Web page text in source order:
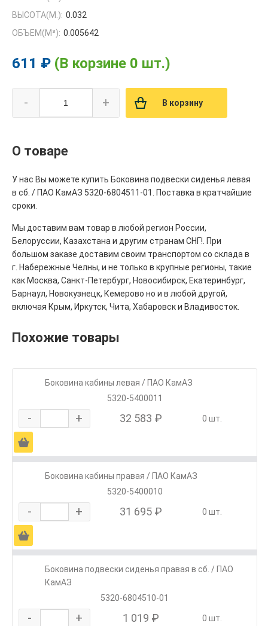
ВЫСОТА(М.): 0.032
ОБЪЕМ(M³): 0.005642
611 ₽ (В корзине 0 шт.)
- + В корзину
О товаре
У нас Вы можете купить Боковина подвески сиденья левая
в сб. / ПАО КамАЗ 5320-6804511-01. Поставка в кратчайшие
сроки.
Мы доставим вам товар в любой регион России,
Белоруссии, Казахстана и другим странам СНГ!. При
большом заказе доставим своим транспортом со склада в
г. Набережные Челны, и не только в крупные регионы, такие
как Москва, Санкт-Петербург, Новосибирск, Екатеринбург,
Барнаул, Новокузнецк, Кемерово но и в любой другой,
включая Крым, Иркутск, Чита, Хабаровск и Владивосток.
Похожие товары
Боковина кабины левая / ПАО КамАЗ
5320-5400011
- + 32 583 ₽ 0 шт.
Ä
Боковина кабины правая / ПАО КамАЗ
5320-5400010
- + 31 695 ₽ 0 шт.
Ä
Боковина подвески сиденья правая в сб. / ПАО
КамАЗ
5320-6804510-01
- + 1 019 ₽ 0 шт.